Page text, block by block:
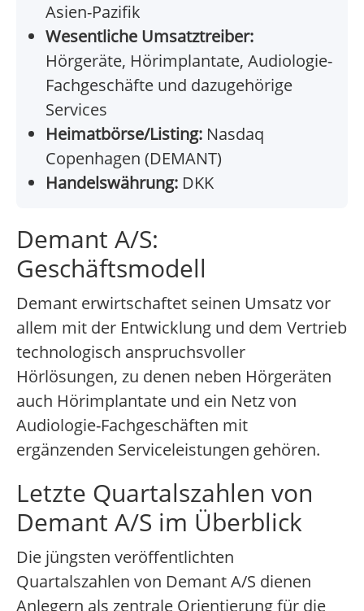
Asien-Pazifik
Wesentliche Umsatztreiber:
Hörgeräte, Hörimplantate, Audiologie-
Fachgeschäfte und dazugehörige
Services
Heimatbörse/Listing: Nasdaq
Copenhagen (DEMANT)
Handelswährung: DKK
Demant A/S:
Geschäftsmodell
Demant erwirtschaftet seinen Umsatz vor
allem mit der Entwicklung und dem Vertrieb
technologisch anspruchsvoller
Hörlösungen, zu denen neben Hörgeräten
auch Hörimplantate und ein Netz von
Audiologie-Fachgeschäften mit
ergänzenden Serviceleistungen gehören.
Letzte Quartalszahlen von
Demant A/S im Überblick
Die jüngsten veröffentlichten
Quartalszahlen von Demant A/S dienen
Anlegern als zentrale Orientierung für die